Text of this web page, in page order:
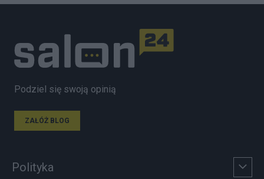
Podziel się swoją opinią
ZAŁÓŻ BLOG
Polityka